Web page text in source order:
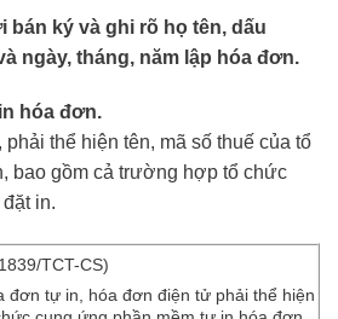
bán ký và ghi rõ họ tên, dấu
ngày, tháng, năm lập hóa đơn.
hóa đơn.
thể hiện tên, mã số thuế của tổ
bao gồm cả trường hợp tổ chức
in.
TCT-CS)
đơn tự in, hóa đơn điện tử phải thể hiện